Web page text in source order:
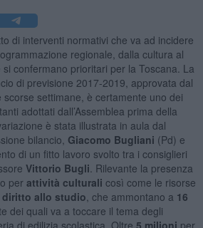
di interventi normativi che va ad incidere
regionale, dalla cultura al
confermano prioritari per la Toscana. La
di previsione 2017-2019, approvata dal
settimane, è certamente uno dei
adottati dall’Assemblea prima della
è stata illustrata in aula dal
bilancio, Giacomo Bugliani (Pd) e
di un fitto lavoro svolto tra i consiglieri
Vittorio Bugli . Rilevante la presenza
per attività culturali così come le risorse
diritto allo studio , che ammontano a 16
dei quali va a toccare il tema degli
di edilizia scolastica. Oltre 5 milioni per